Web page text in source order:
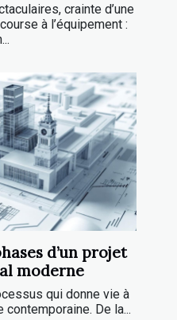
crainte d’une
à l’équipement :
d’un projet
moderne
qui donne vie à
De la...